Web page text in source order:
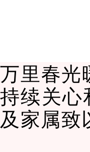
万里春光
持续关心
及家属致